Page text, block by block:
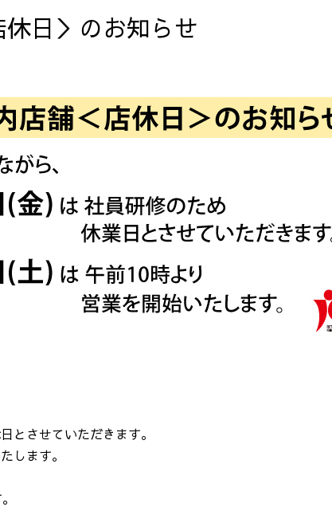
日＞のお知らせ
とさせていただきます。
します。